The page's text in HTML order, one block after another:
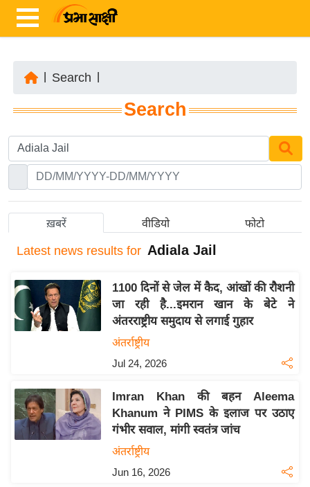
ज़ा
ख
र
ष्ट्री
अं
र्रा
स
उ
द्यो
Search
Search
ख़बरें वीडियो फोटो
Latest news results for Adiala Jail
1100 दिनों से जेल में कैद, आंखों की रौशनी
जा रही है...इमरान खान के बेटे ने
अंतरराष्ट्रीय समुदाय से लगाई गुहार
अंतर्राष्ट्रीय
Jul 24, 2026
Imran Khan की बहन Aleema
Khanum ने PIMS के इलाज पर उठाए
गंभीर सवाल, मांगी स्वतंत्र जांच
अंतर्राष्ट्रीय
Jun 16, 2026